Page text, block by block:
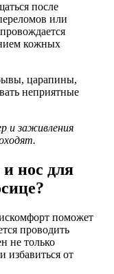
после
или
кожных
царапины,
неприятные
и заживления
нос для
поможет
проводить
не только
от